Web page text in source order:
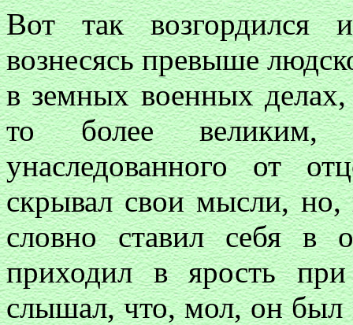
Вот так возгордился
вознесясь превыше
в земных военных
то более великим,
унаследованного от
скрывал свои мысли, но,
словно ставил себя в
приходил в ярость
слышал, что, мол, он